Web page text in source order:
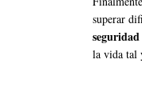
superar
la vida tal